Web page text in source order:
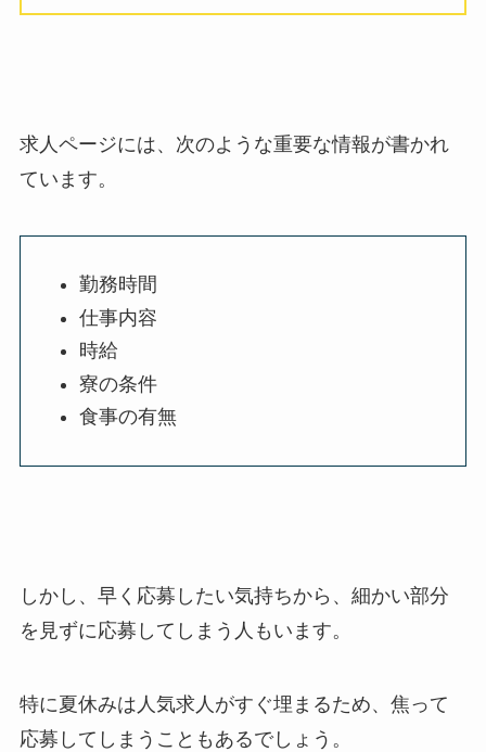
求人ページには、次のような重要な情報が書かれ
ています。
勤務時間
仕事内容
時給
寮の条件
食事の有無
しかし、早く応募したい気持ちから、細かい部分
を見ずに応募してしまう人もいます。
特に夏休みは人気求人がすぐ埋まるため、焦って
応募してしまうこともあるでしょう。